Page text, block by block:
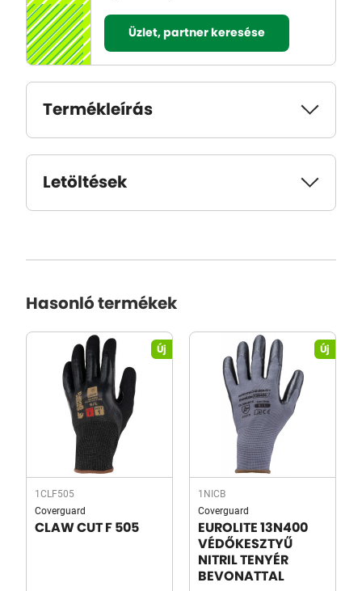
Üzlet, partner keresése
Termékleírás
Letöltések
Hasonló termékek
Új
1CLF505
Coverguard
CLAW CUT F 505
Új
1NICB
Coverguard
EUROLITE 13N400
VÉDŐKESZTYŰ
NITRIL TENYÉR
BEVONATTAL